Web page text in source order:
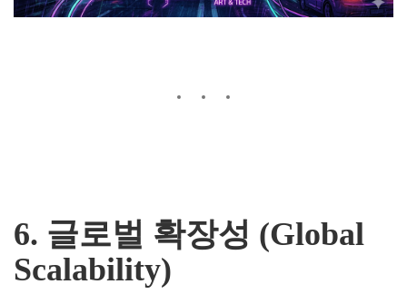
6. 글로벌 확장성 (Global
Scalability)